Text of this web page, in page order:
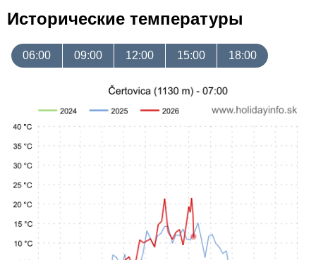
Исторические температуры
06:00 09:00 12:00 15:00 18:00